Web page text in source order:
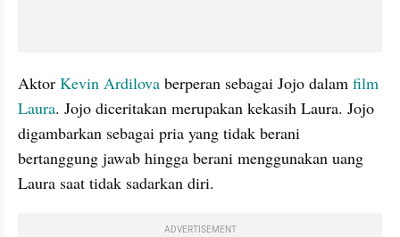
Aktor Kevin Ardilova berperan sebagai Jojo dalam film
Laura. Jojo diceritakan merupakan kekasih Laura. Jojo
digambarkan sebagai pria yang tidak berani
bertanggung jawab hingga berani menggunakan uang
Laura saat tidak sadarkan diri.
ADVERTISEMENT